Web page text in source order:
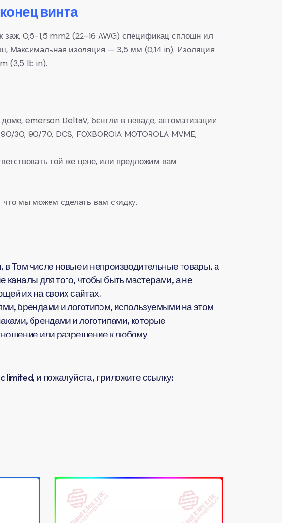
винта
заж, 0,5-1,5 mm2 (22-16 AWG) спецификац сплошн ил
Максимальная изоляция — 3,5 мм (0,14 in). Изоляция
(3,5 lb in).
emerson DeltaV, бентли в неваде, автоматизации
30, 90/70, DCS, FOXBOROIA MOTOROLA MVME,
той же цене, или предложим вам
что мы можем сделать вам скидку.
Том числе новые и непроизводительные товары, а
каналы для того, чтобы быть мастерами, а не
их на своих сайтах.
брендами и логотипом, используемыми на этом
брендами и логотипами, которые
или разрешение к любому
limited, и пожалуйста, приложите ссылку: